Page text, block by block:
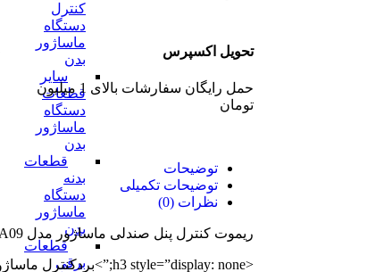
کنترل
دستگاه
ماساژور
بدن
سایر
قطعات
دستگاه
ماساژور
بدن
قطعات
بدنه
دستگاه
ماساژور
بدن
قطعات
برقی
تحویل اکسپرس
حمل رایگان سفارشات بالای 1 میلیون
تومان
توضیحات
توضیحات تکمیلی
نظرات (0)
ریموت کنترل پنل صندلی ماساژور مدل SL-A09
<h3 style=”display: none;”>بردکنترل ماساژور</h3>